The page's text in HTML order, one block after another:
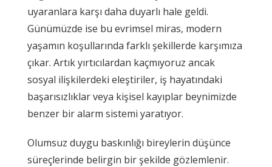
uyaranlara karşı daha duyarlı hale geldi.
Günümüzde ise bu evrimsel miras, modern
yaşamın koşullarında farklı şekillerde karşımıza
çıkar. Artık yırtıcılardan kaçmıyoruz ancak
sosyal ilişkilerdeki eleştiriler, iş hayatındaki
başarısızlıklar veya kişisel kayıplar beynimizde
benzer bir alarm sistemi yaratıyor.
Olumsuz duygu baskınlığı bireylerin düşünce
süreçlerinde belirgin bir şekilde gözlemlenir.